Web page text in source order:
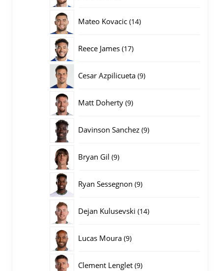
Mateo Kovacic 1414
Reece James 1717
Cesar Azpilicueta 99
Matt Doherty 99
Davinson Sanchez 99
Bryan Gil 99
Ryan Sessegnon 99
Dejan Kulusevski 1414
Lucas Moura 99
Clement Lenglet 99